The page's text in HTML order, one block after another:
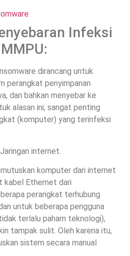
Infeksi
dirancang untuk
perangkat penyimpanan
dan bahkan menyebar ke
alasan ini, sangat penting
(komputer) yang terinfeksi
internet.
komputer dari internet
kabel Ethernet dari
perangkat terhubung
untuk beberapa pengguna
terlalu paham teknologi),
tampak sulit. Oleh karena itu,
sistem secara manual